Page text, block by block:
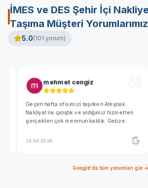
İMES ve DES Şehir İçi
Taşıma Müşteri Yorumlarımız
5.0(101 yorum)
mehmet cengiz
Geçen hafta ofisimizi taşırken Ateşnak
Nakliyat ile çalıştık ve aldığımız hizmetten
gerçekten çok memnun kaldık. Gebze
geçerken eşyaların paketlenmesinden
en ufak bir çizik dahi olmadan sapağlam
28.04.2026
Google'da tüm yorumları gör